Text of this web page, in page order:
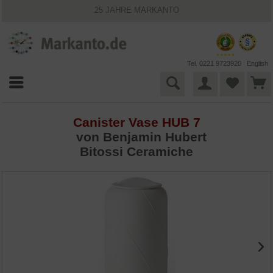
25 JAHRE MARKANTO
VIELFÄLTIGE ZAHLUNGSMÖGLICHKEITEN
Tel. 0221 9723920 English
Canister Vase HUB 7
von Benjamin Hubert
Bitossi Ceramiche